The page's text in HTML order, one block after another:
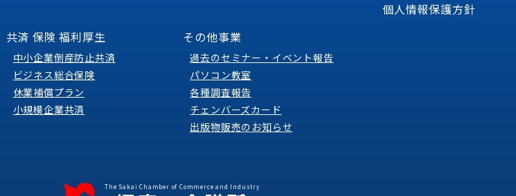
個人情報保護方針
共済 保険 福利厚生
中小企業倒産防止共済
ビジネス総合保険
休業補償プラン
小規模企業共済
その他事業
過去のセミナー・イベント報告
パソコン教室
各種調査報告
チェンバーズカード
出版物販売のお知らせ
The Sakai Chamber of Commerce and Industry